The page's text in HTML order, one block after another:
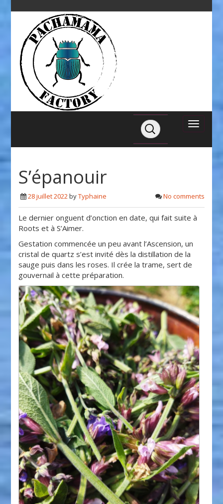
S’épanouir
28 juillet 2022byTyphaine No comments
Le dernier onguent d’onction en date, qui fait suite à
Roots et à S’Aimer.
Gestation commencée un peu avant l’Ascension, un
cristal de quartz s’est invité dès la distillation de la
sauge puis dans les roses. Il crée la trame, sert de
gouvernail à cette préparation.